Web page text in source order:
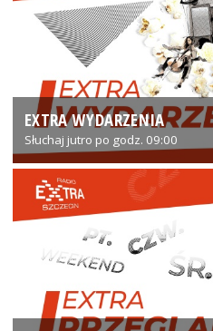
EXTRA WYDARZENIA
Słuchaj jutro po godz. 09:00